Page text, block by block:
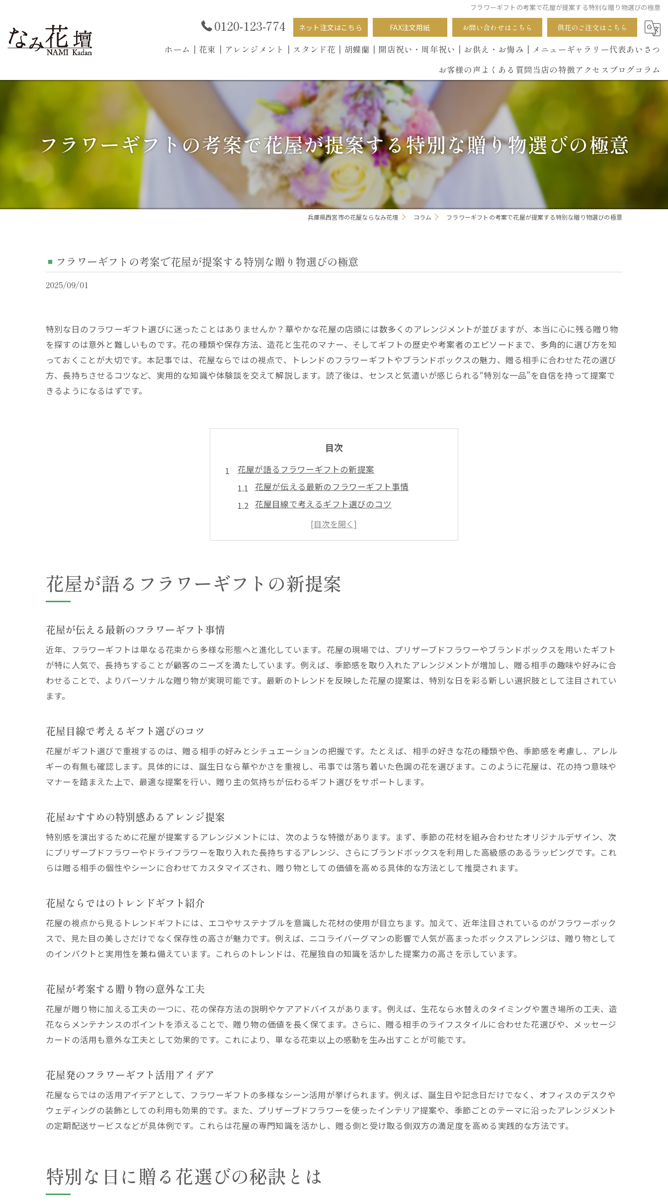
フラワーギフトの考案で花屋が提案する特別な贈り物選びの極意
0120-123-774 ネット注文はこちら FAX注文用紙 お問い合わせはこちら 供花のご注文はこちら
ホーム ┃花束┃ アレンジメント┃ スタンド花┃ 胡蝶蘭 ┃開店祝い・周年祝い ┃お供え・お悔み ┃メニューギャラリー代表あいさつ
お客様の声 よくある質問当店の特徴
イベント
誕生日
アクセス ブログコラム
フラワーギフトの考案で花屋が提案する特別な贈り物選びの極意
兵庫県西宮市の花屋ならなみ花壇 コラム フラワーギフトの考案で花屋が提案する特別な贈り物選びの極意
フラワーギフトの考案で花屋が提案する特別な贈り物選びの極意
2025/09/01
特別な日のフラワーギフト選びに迷ったことはありませんか？華やかな花屋の店頭には数多くのアレンジメントが並びますが、本当に心に残る贈り物
を探すのは意外と難しいものです。花の種類や保存方法、造花と生花のマナー、そしてギフトの歴史や考案者のエピソードまで、多角的に選び方を知
っておくことが大切です。本記事では、花屋ならではの視点で、トレンドのフラワーギフトやブランドボックスの魅力、贈る相手に合わせた花の選び
方、長持ちさせるコツなど、実用的な知識や体験談を交えて解説します。読了後は、センスと気遣いが感じられる“特別な一品”を自信を持って提案で
きるようになるはずです。
目次
花屋が語るフラワーギフトの新提案
花屋が伝える最新のフラワーギフト事情
花屋目線で考えるギフト選びのコツ
花屋おすすめの特別感あるアレンジ提案
花屋ならではのトレンドギフト紹介
花屋発のフラワーギフト活用アイデア
特別な日に贈る花選びの秘訣とは
特別な日を彩る花屋の花選びテクニック
花屋が考える喜ばれるフラワーギフト
花屋の視点で見る季節ごとの花の魅力
花屋流のセンスアップアレンジ術紹介
花屋おすすめの色彩と配置のポイント
花屋視点で作る個性派ギフトの実例
造花と生花のマナー徹底ガイド
花屋が伝授する造花・生花の贈り方マナー
花屋が解説する失礼にならない選び方
花屋推奨のTPO別フラワーギフト選択法
花屋が語る贈る際の気遣いとマナー心得
フラワーボックスの魅力と選び方
花屋おすすめのプリザーブドフラワーの魅力
花屋が考えるフラワーボックスの長所と注意点
花屋が体験談で語る喜ばれる贈り方
花屋が考案するブランド風ギフトの楽しみ方
花屋が語る上質感あるギフトの秘密
花屋が厳選した憧れのギフト体験記
花屋の経験談から見るブランドギフトの魅力
花屋が語るフラワーギフトの新提案
花屋が伝える最新のフラワーギフト事情
近年、フラワーギフトは単なる花束から多様な形態へと進化しています。花屋の現場では、プリザーブドフラワーやブランドボックスを用いたギフト
が特に人気で、長持ちすることが顧客のニーズを満たしています。例えば、季節感を取り入れたアレンジメントが増加し、贈る相手の趣味や好みに合
わせることで、よりパーソナルな贈り物が実現可能です。最新のトレンドを反映した花屋の提案は、特別な日を彩る新しい選択肢として注目されてい
ます。
花屋目線で考えるギフト選びのコツ
花屋がギフト選びで重視するのは、贈る相手の好みとシチュエーションの把握です。たとえば、相手の好きな花の種類や色、季節感を考慮し、アレル
ギーの有無も確認します。具体的には、誕生日なら華やかさを重視し、弔事では落ち着いた色調の花を選びます。このように花屋は、花の持つ意味や
マナーを踏まえた上で、最適な提案を行い、贈り主の気持ちが伝わるギフト選びをサポートします。
花屋おすすめの特別感あるアレンジ提案
特別感を演出するために花屋が提案するアレンジメントには、次のような特徴があります。まず、季節の花材を組み合わせたオリジナルデザイン、次
にプリザーブドフラワーやドライフラワーを取り入れた長持ちするアレンジ、さらにブランドボックスを利用した高級感のあるラッピングです。これ
らは贈る相手の個性やシーンに合わせてカスタマイズされ、贈り物としての価値を高める具体的な方法として推奨されます。
花屋ならではのトレンドギフト紹介
花屋の視点から見るトレンドギフトには、エコやサステナブルを意識した花材の使用が目立ちます。加えて、近年注目されているのがフラワーボック
スで、見た目の美しさだけでなく保存性の高さが魅力です。例えば、ニコライバーグマンの影響で人気が高まったボックスアレンジは、贈り物として
のインパクトと実用性を兼ね備えています。これらのトレンドは、花屋独自の知識を活かした提案力の高さを示しています。
花屋が考案する贈り物の意外な工夫
花屋が贈り物に加える工夫の一つに、花の保存方法の説明やケアアドバイスがあります。例えば、生花なら水替えのタイミングや置き場所の工夫、造
花ならメンテナンスのポイントを添えることで、贈り物の価値を長く保てます。さらに、贈る相手のライフスタイルに合わせた花選びや、メッセージ
カードの活用も意外な工夫として効果的です。これにより、単なる花束以上の感動を生み出すことが可能です。
花屋発のフラワーギフト活用アイデア
花屋ならではの活用アイデアとして、フラワーギフトの多様なシーン活用が挙げられます。例えば、誕生日や記念日だけでなく、オフィスのデスクや
ウェディングの装飾としての利用も効果的です。また、プリザーブドフラワーを使ったインテリア提案や、季節ごとのテーマに沿ったアレンジメント
の定期配送サービスなどが具体例です。これらは花屋の専門知識を活かし、贈る側と受け取る側双方の満足度を高める実践的な方法です。
特別な日に贈る花選びの秘訣とは